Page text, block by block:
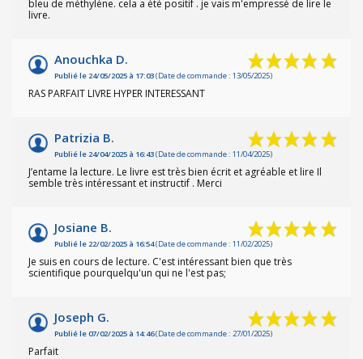
bleu de méthylène. cela a été positif . je vais m'empressé de lire le
livre.
Anouchka D.
Publié le 24/05/2025 à 17:03(Date de commande : 13/05/2025)
RAS PARFAIT LIVRE HYPER INTERESSANT
Patrizia B.
Publié le 24/04/2025 à 16:43(Date de commande : 11/04/2025)
J’entame la lecture. Le livre est très bien écrit et agréable et lire Il
semble très intéressant et instructif . Merci
Josiane B.
Publié le 22/02/2025 à 16:54(Date de commande : 11/02/2025)
Je suis en cours de lecture. C'est intéressant bien que très
scientifique pourquelqu'un qui ne l'est pas;
Joseph G.
Publié le 07/02/2025 à 14:46(Date de commande : 27/01/2025)
Parfait